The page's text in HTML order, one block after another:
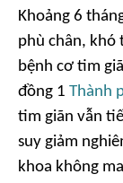
Khoảng 6
phù chân, khó
bệnh cơ tim
đồng 1 Thành
tim giãn vẫn
suy giảm
khoa không